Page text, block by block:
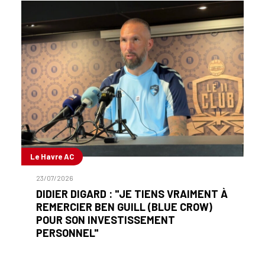
Le Havre AC
23/07/2026
DIDIER DIGARD : "JE TIENS VRAIMENT À
REMERCIER BEN GUILL (BLUE CROW)
POUR SON INVESTISSEMENT
PERSONNEL"